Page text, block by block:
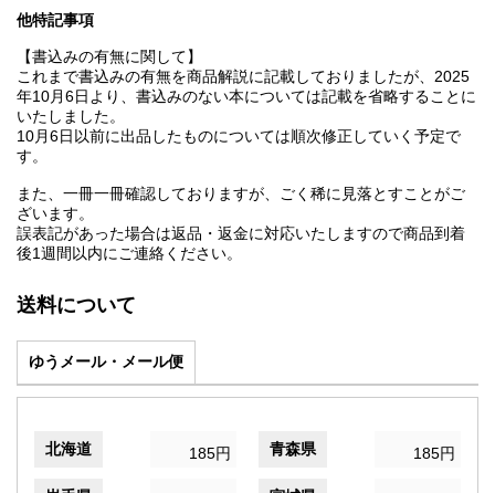
他特記事項
【書込みの有無に関して】
これまで書込みの有無を商品解説に記載しておりましたが、2025
年10月6日より、書込みのない本については記載を省略することに
いたしました。
10月6日以前に出品したものについては順次修正していく予定で
す。
また、一冊一冊確認しておりますが、ごく稀に見落とすことがご
ざいます。
誤表記があった場合は返品・返金に対応いたしますので商品到着
後1週間以内にご連絡ください。
送料について
ゆうメール・メール便
北海道 185円 青森県 185円